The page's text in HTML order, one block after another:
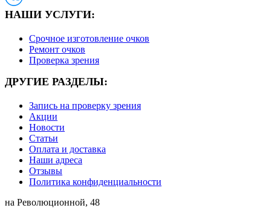
НАШИ УСЛУГИ:
Срочное изготовление очков
Ремонт очков
Проверка зрения
ДРУГИЕ РАЗДЕЛЫ:
Запись на проверку зрения
Акции
Новости
Статьи
Оплата и доставка
Наши адреса
Отзывы
Политика конфиденциальности
на Революционной, 48